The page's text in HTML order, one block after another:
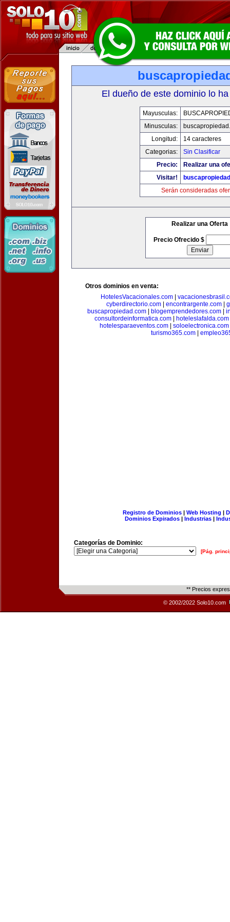
El dueño de este dominio lo
Mayusculas:
Minusculas:
Longitud:
14 caracteres
Categorias:
Sin Clasificar
Precio:
Realizar una
Visitar!
Serán consideradas
Realizar una Oferta
Precio Ofrecido $
Otros dominios en venta:
HotelesVacacionales.com|
cyberdirectorio.com| encontrargente.com|
buscapropiedad.com| blogemprendedores.com|
consultordeinformatica.com| hoteleslafalda.com
hotelesparaeventos.com
soloelectronica.com
turismo365.com
Registro de Dominios| Web Hosting |
Dominios Expirados | Industrias |
Categorías de Dominio:
[Pág.
** Precios
© 2002/2022 Solo10.com